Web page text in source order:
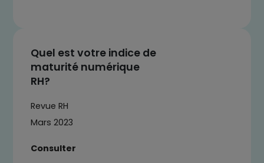
Quel est votre indice de
maturité numérique
RH?
Revue RH
Mars 2023
Consulter